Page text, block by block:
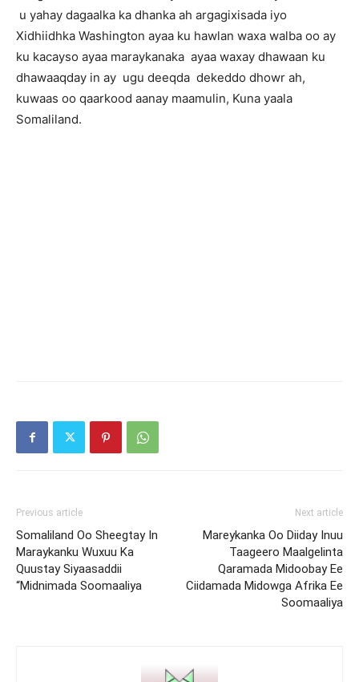
u yahay dagaalka ka dhanka ah argagixisada iyo
Xidhiidhka Washington ayaa ku hawlan waxa walba oo ay
ku kacayso ayaa maraykanaka ayaa waxay dhawaan ku
dhawaaqday in ay ugu deeqda dekeddo dhowr ah,
kuwaas oo qaarkood aanay maamulin, Kuna yaala
Somaliland.
Previous article
Somaliland Oo Sheegtay In
Maraykanku Wuxuu Ka
Quustay Siyaasaddii
“Midnimada Soomaaliya
Next article
Mareykanka Oo Diiday Inuu
Taageero Maalgelinta
Qaramada Midoobay Ee
Ciidamada Midowga Afrika Ee
Soomaaliya